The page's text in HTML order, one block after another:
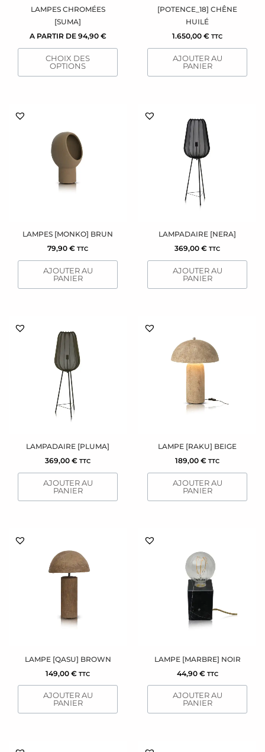
LAMPES CHROMÉES
[SUMA]
A PARTIR DE 94,90 €
CHOIX DES
OPTIONS
sur
la
page
du
produit
[POTENCE_18] CHÊNE
HUILÉ
1.650,00 € TTC
AJOUTER AU
PANIER
LAMPES [MONKO] BRUN
79,90 € TTC
AJOUTER AU
PANIER
LAMPADAIRE [NERA]
369,00 € TTC
AJOUTER AU
PANIER
LAMPADAIRE [PLUMA]
369,00 € TTC
AJOUTER AU
PANIER
LAMPE [RAKU] BEIGE
189,00 € TTC
AJOUTER AU
PANIER
LAMPE [QASU] BROWN
149,00 € TTC
AJOUTER AU
PANIER
LAMPE [MARBRE] NOIR
44,90 € TTC
AJOUTER AU
PANIER